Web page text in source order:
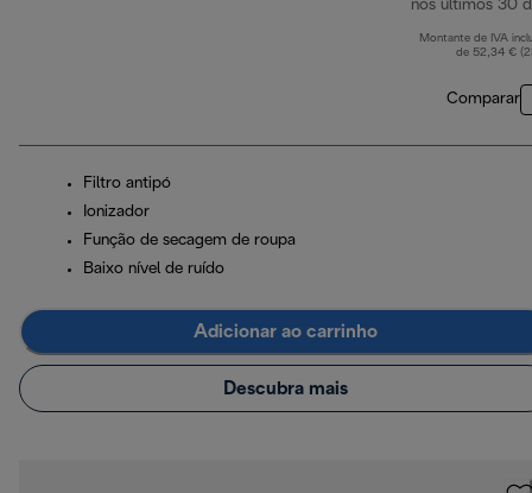
nos últimos 30
Montante de IVA
de 52,34 €
Comparar
Filtro antipó
Ionizador
Função de secagem de roupa
Baixo nível de ruído
Adicionar ao carrinho
Descubra mais